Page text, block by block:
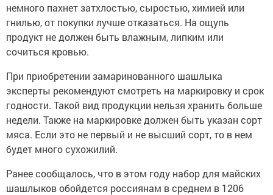
немного пахнет затхлостью, сыростью, химией или
гнилью, от покупки лучше отказаться. На ощупь
продукт не должен быть влажным, липким или
сочиться кровью.
При приобретении замаринованного шашлыка
эксперты рекомендуют смотреть на маркировку и срок
годности. Такой вид продукции нельзя хранить больше
недели. Также на маркировке должен быть указан сорт
мяса. Если это не первый и не высший сорт, то в нем
будет много сухожилий.
Ранее сообщалось, что в этом году набор для майских
шашлыков обойдется россиянам в среднем в 1206